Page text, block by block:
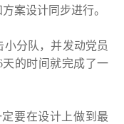
案设计同步进行。
分队，并发动党员
的时间就完成了一
要在设计上做到最